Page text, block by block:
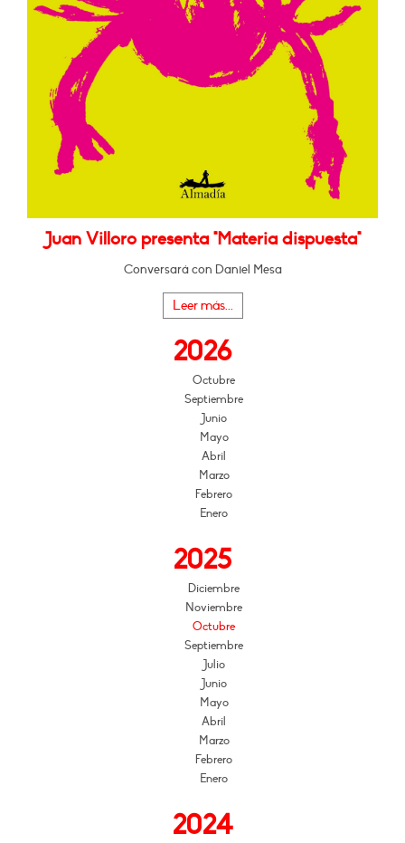
Juan Villoro presenta "Materia dispuesta"
Conversará con Daniel Mesa
Leer más...
2026
Octubre
Septiembre
Junio
Mayo
Abril
Marzo
Febrero
Enero
2025
Diciembre
Noviembre
Octubre
Septiembre
Julio
Junio
Mayo
Abril
Marzo
Febrero
Enero
2024